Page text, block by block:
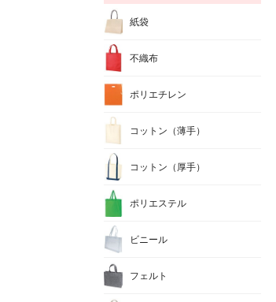
紙袋
不織布
ポリエチレン
コットン（薄手）
コットン（厚手）
ポリエステル
ビニール
フェルト